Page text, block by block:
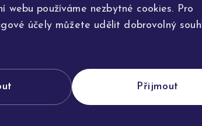
webu používáme nezbytné cookies. Pro
účely můžete udělit dobrovolný
Přijmout
Šperky
Na přání